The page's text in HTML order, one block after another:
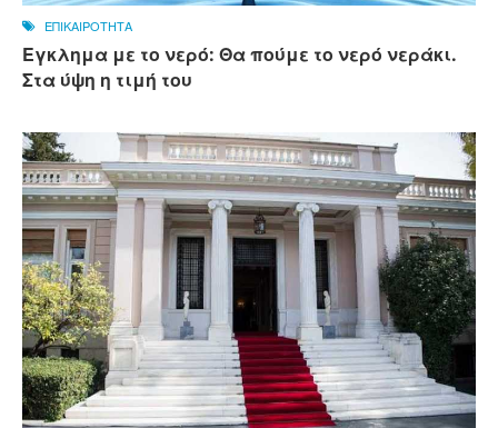
ΕΠΙΚΑΙΡΟΤΗΤΑ
Εγκλημα με το νερό: Θα πούμε το νερό νεράκι.
Στα ύψη η τιμή του